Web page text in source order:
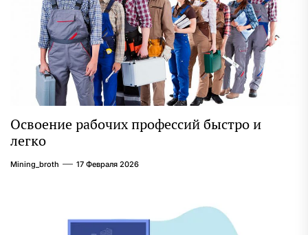
Освоение рабочих профессий быстро и
легко
Mining_broth 17 Февраля 2026